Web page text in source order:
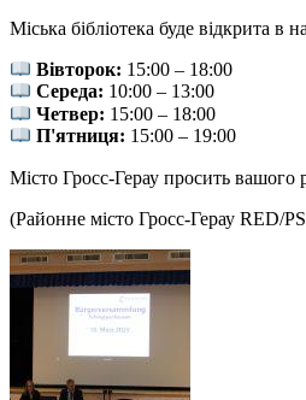
Міська бібліотека буде відкрита в
Вівторок: 15:00 – 18:00
Середа: 10:00 – 13:00
Четвер: 15:00 – 18:00
П'ятниця: 15:00 – 19:00
Місто Гросс-Герау просить вашого
(Районне місто Гросс-Герау RED/